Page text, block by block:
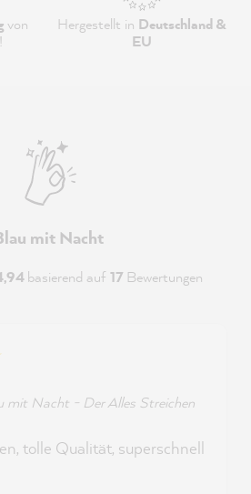
von
!
Hergestellt in Deutschland &
EU
mit Nacht
basierend auf 17 Bewertungen
mit Nacht - Der Alles Streichen
tolle Qualität, superschnell